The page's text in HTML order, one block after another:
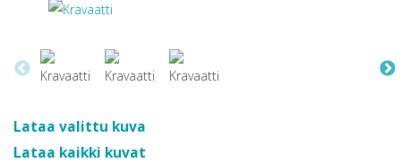
Lataa valittu kuva
Lataa kaikki kuvat